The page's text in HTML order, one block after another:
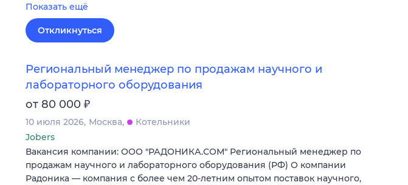
Показать ещё
Откликнуться
Региональный менеджер по продажам научного и
лабораторного оборудования
от 80 000 ₽
10 июля 2026 Москва
Котельники
Jobers
Вакансия компании: ООО "РАДОНИКА.СОМ" Региональный менеджер по
продажам научного и лабораторного оборудования (РФ) О компании
Радоника — компания с более чем 20-летним опытом поставок научного,